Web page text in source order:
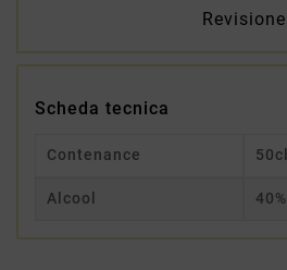
Revisione
Scheda tecnica
Contenance 50cl
Alcool